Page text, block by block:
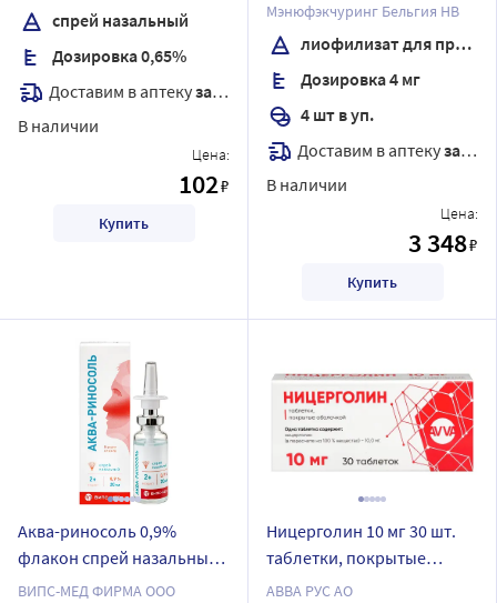
спрей назальный
Дозировка 0,65%
Доставим в аптекузавтра
В наличии
Цена:
102₽
Купить
Мэнюфэкчуринг Бельгия НВ
лиофилизат для приготовления раствора
Дозировка 4 мг
4 шт в уп.
Доставим в аптекузавтра
В наличии
Цена:
3 348₽
Купить
Аква-риносоль 0,9%
флакон спрей назальный
20 мл
ВИПС-МЕД ФИРМА ООО
Ницерголин 10 мг 30 шт.
таблетки, покрытые
оболочкой
АВВА РУС АО